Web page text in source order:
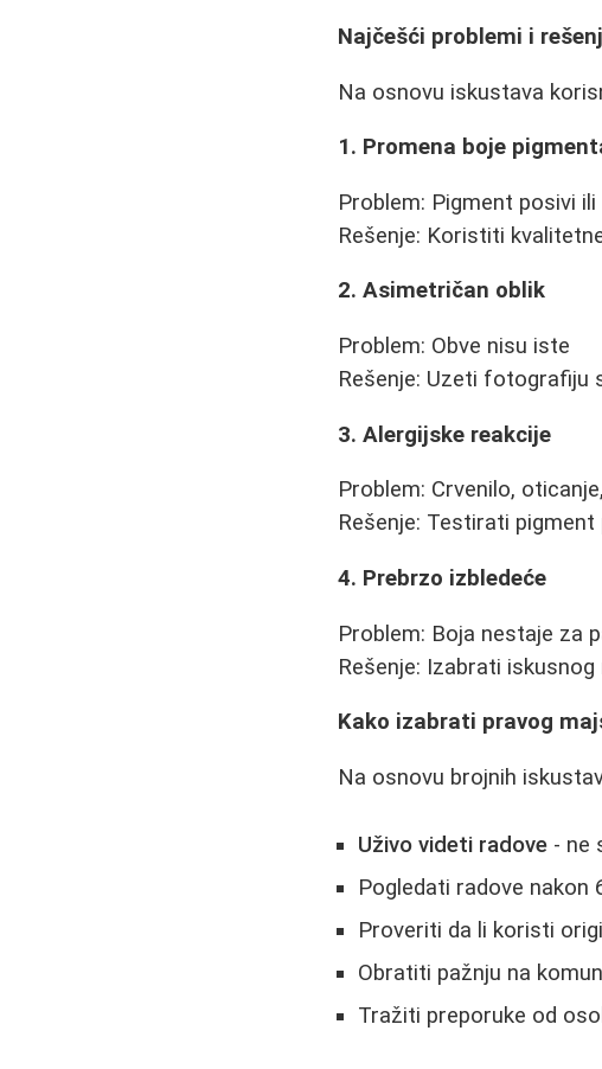
Najčešći problemi i
Na osnovu iskustava
1. Promena boje
Problem: Pigment posivi
Rešenje: Koristiti
2. Asimetričan oblik
Problem: Obve nisu iste
Rešenje: Uzeti fotografiju
3. Alergijske reakcije
Problem: Crvenilo,
Rešenje: Testirati
4. Prebrzo izbledeće
Problem: Boja nestaje za
Rešenje: Izabrati
Kako izabrati pravog
Na osnovu brojnih
Uživo videti radove - ne
Pogledati radove nakon
Proveriti da li koristi
Obratiti pažnju na
Tražiti preporuke od